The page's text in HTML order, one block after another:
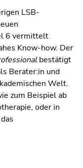
LSB-
6 vermittelt
Know-how. Der
bestätigt
Berater:in und
Welt.
zum Beispiel ab
oder in